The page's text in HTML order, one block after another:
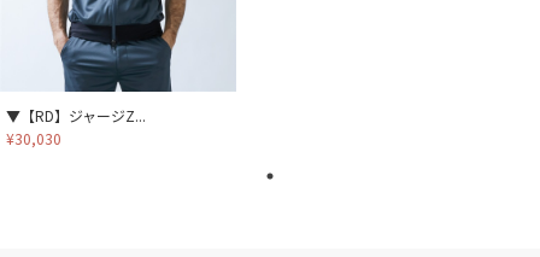
▼【RD】ジャージZ...
¥30,030